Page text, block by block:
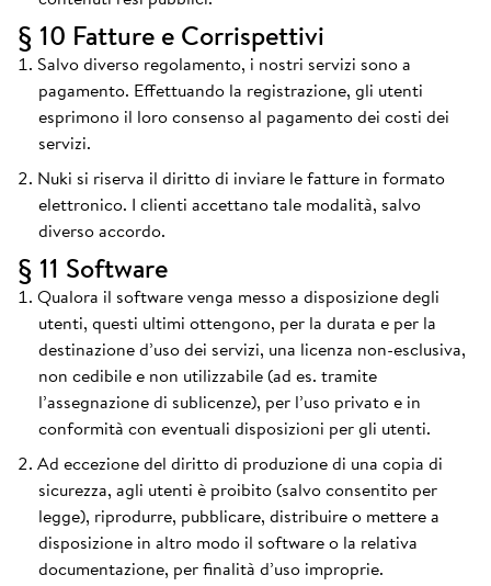
§ 10 Fatture e Corrispettivi
Salvo diverso regolamento, i nostri servizi sono a
pagamento. Effettuando la registrazione, gli utenti
esprimono il loro consenso al pagamento dei costi dei
servizi.
Nuki si riserva il diritto di inviare le fatture in formato
elettronico. I clienti accettano tale modalità, salvo
diverso accordo.
§ 11 Software
Qualora il software venga messo a disposizione degli
utenti, questi ultimi ottengono, per la durata e per la
destinazione d’uso dei servizi, una licenza non-esclusiva,
non cedibile e non utilizzabile (ad es. tramite
l’assegnazione di sublicenze), per l’uso privato e in
conformità con eventuali disposizioni per gli utenti.
Ad eccezione del diritto di produzione di una copia di
sicurezza, agli utenti è proibito (salvo consentito per
legge), riprodurre, pubblicare, distribuire o mettere a
disposizione in altro modo il software o la relativa
documentazione, per finalità d’uso improprie.